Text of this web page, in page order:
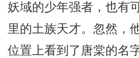
妖域的少年强者，也有
里的土族天才。忽然，
位置上看到了唐棠的名